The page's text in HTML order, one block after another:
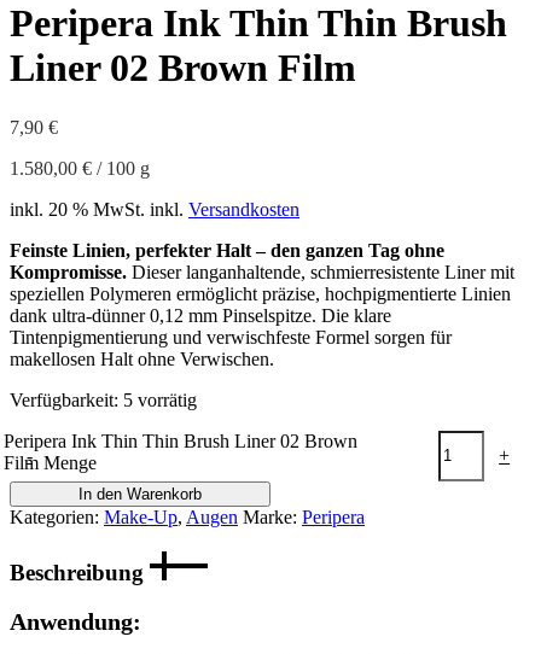
Peripera Ink Thin Thin Brush
Liner 02 Brown Film
7,90 €
1.580,00 € / 100 g
inkl. 20 % MwSt. inkl. Versandkosten
Feinste Linien, perfekter Halt – den ganzen Tag ohne
Kompromisse. Dieser langanhaltende, schmierresistente Liner mit
speziellen Polymeren ermöglicht präzise, hochpigmentierte Linien
dank ultra-dünner 0,12 mm Pinselspitze. Die klare
Tintenpigmentierung und verwischfeste Formel sorgen für
makellosen Halt ohne Verwischen.
Verfügbarkeit: 5 vorrätig
-
Peripera Ink Thin Thin Brush Liner 02 Brown
Film Menge
+
In den Warenkorb
Kategorien: Make-Up, Augen Marke: Peripera
Beschreibung
Anwendung: